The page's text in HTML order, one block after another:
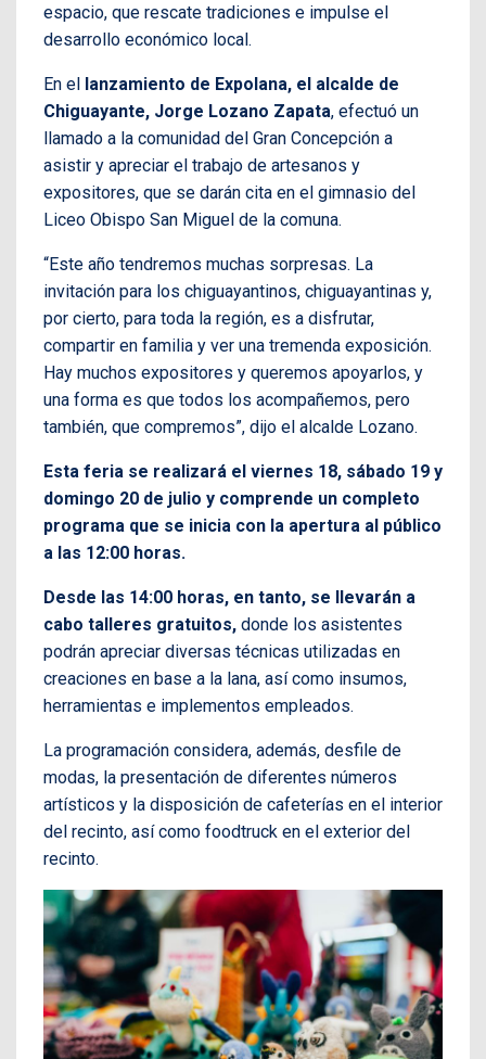
espacio, que rescate tradiciones e impulse el
desarrollo económico local.
En el lanzamiento de Expolana, el alcalde de
Chiguayante, Jorge Lozano Zapata, efectuó un
llamado a la comunidad del Gran Concepción a
asistir y apreciar el trabajo de artesanos y
expositores, que se darán cita en el gimnasio del
Liceo Obispo San Miguel de la comuna.
“Este año tendremos muchas sorpresas. La
invitación para los chiguayantinos, chiguayantinas y,
por cierto, para toda la región, es a disfrutar,
compartir en familia y ver una tremenda exposición.
Hay muchos expositores y queremos apoyarlos, y
una forma es que todos los acompañemos, pero
también, que compremos”, dijo el alcalde Lozano.
Esta feria se realizará el viernes 18, sábado 19 y
domingo 20 de julio y comprende un completo
programa que se inicia con la apertura al público
a las 12:00 horas.
Desde las 14:00 horas, en tanto, se llevarán a
cabo talleres gratuitos, donde los asistentes
podrán apreciar diversas técnicas utilizadas en
creaciones en base a la lana, así como insumos,
herramientas e implementos empleados.
La programación considera, además, desfile de
modas, la presentación de diferentes números
artísticos y la disposición de cafeterías en el interior
del recinto, así como foodtruck en el exterior del
recinto.